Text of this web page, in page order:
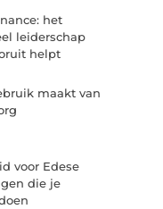
het
leiderschap
helpt
maakt van
voor Edese
die je